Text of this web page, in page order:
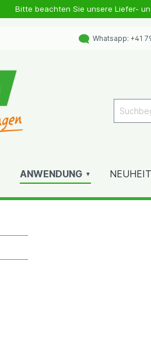
Bitte beachten Sie unsere Liefer-
Whatsapp: +41
ANWENDUNG